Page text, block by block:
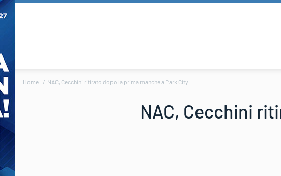
Home NAC, Cecchini ritirato dopo la prima manche a Park City
NAC, Cecchini